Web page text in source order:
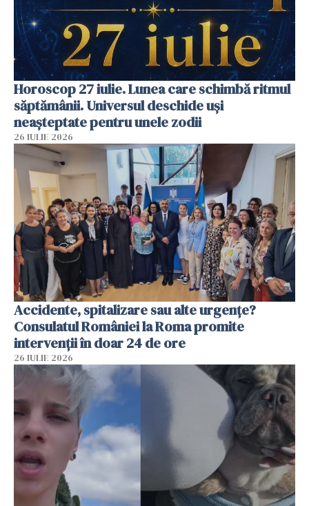
Horoscop 27 iulie. Lunea care schimbă ritmul
săptămânii. Universul deschide uși
neașteptate pentru unele zodii
26 IULIE 2026
Accidente, spitalizare sau alte urgențe?
Consulatul României la Roma promite
intervenții în doar 24 de ore
26 IULIE 2026